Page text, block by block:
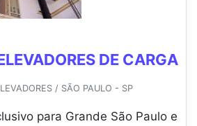
DE CARGA
/ SÃO PAULO - SP
para Grande São Paulo e